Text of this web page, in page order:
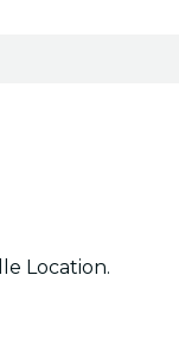
Location.